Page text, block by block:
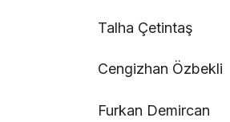
Talha Çetintaş
Cengizhan Özbekli
Furkan Demircan